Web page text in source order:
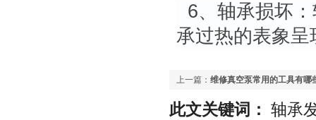
6、轴承损坏
承过热的表象
上一篇： 维修真空泵常用的工具有哪
此文关键词： 轴承